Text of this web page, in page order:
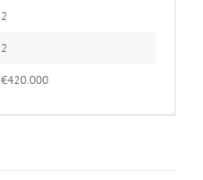
2
2
€420.000